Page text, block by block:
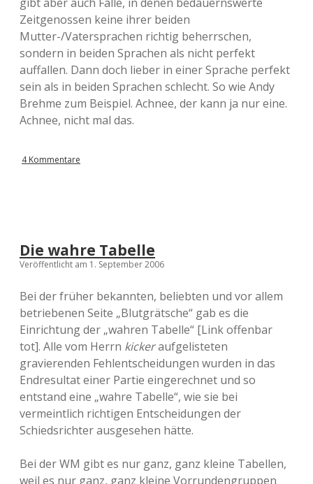
Zeitgenossen keine ihrer beiden
Mutter-/Vatersprachen richtig beherrschen,
sondern in beiden Sprachen als nicht perfekt
auffallen. Dann doch lieber in einer Sprache perfekt
sein als in beiden Sprachen schlecht. So wie Andy
Brehme zum Beispiel. Achnee, der kann ja nur eine.
Achnee, nicht mal das.
4 Kommentare
Die wahre Tabelle
Veröffentlicht am 1. September 2006
Bei der früher bekannten, beliebten und vor allem
betriebenen Seite „Blutgrätsche“ gab es die
Einrichtung der „wahren Tabelle“ [Link offenbar
tot]. Alle vom Herrn kickeraufgelisteten
gravierenden Fehlentscheidungen wurden in das
Endresultat einer Partie eingerechnet und so
entstand eine „wahre Tabelle“, wie sie bei
vermeintlich richtigen Entscheidungen der
Schiedsrichter ausgesehen hätte.
Bei der WM gibt es nur ganz, ganz kleine Tabellen,
weil es nur ganz, ganz kleine Vorrundengruppen